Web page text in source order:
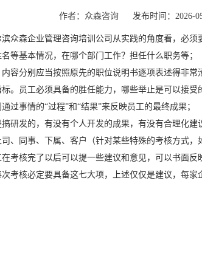
作者：众森咨询 发布时间：2026-
众森企业管理咨询培训公司从实践的角度看，必须
等基本情况，在哪个部门工作？担任什么职务等；
容分别应当按照原先的职位说明书逐项表述得非常
。员工必须具备的胜任能力，哪些举止是可以接受
过事情的“过程”和“结果”来反映员工的最终成果；
研发的，有没有个人开发的成果，有没有合理化建
、同事、下属、客户（针对某些特殊的考核方式，
考核完了以后可以提一些建议和意见，可以书面反
考核必定要具备这七大项，上述仅仅是建议，每家